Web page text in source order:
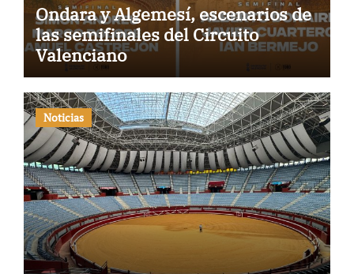
Ondara y Algemesí, escenarios de
las semifinales del Circuito
Valenciano
Noticias